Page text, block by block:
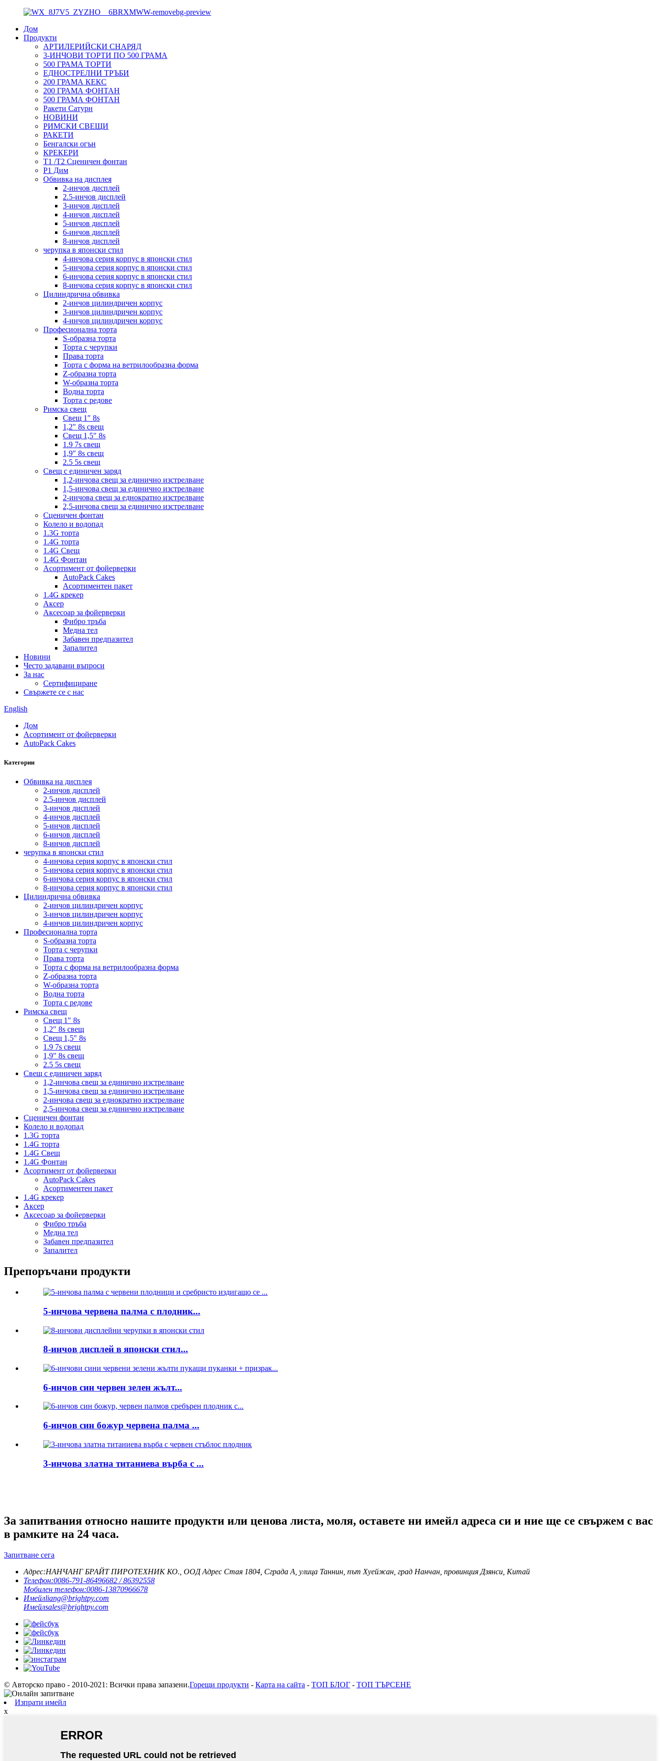
Дом
Продукти
АРТИЛЕРИЙСКИ СНАРЯД
3-ИНЧОВИ ТОРТИ ПО 500 ГРАМА
500 ГРАМА ТОРТИ
ЕДНОСТРЕЛНИ ТРЪБИ
200 ГРАМА КЕКС
200 ГРАМА ФОНТАН
500 ГРАМА ФОНТАН
Ракети Сатурн
НОВИНИ
РИМСКИ СВЕЩИ
РАКЕТИ
Бенгалски огън
КРЕКЕРИ
T1 /T2 Сценичен фонтан
P1 Дим
Обвивка на дисплея
2-инчов дисплей
2.5-инчов дисплей
3-инчов дисплей
4-инчов дисплей
5-инчов дисплей
6-инчов дисплей
8-инчов дисплей
черупка в японски стил
4-инчова серия корпус в японски стил
5-инчова серия корпус в японски стил
6-инчова серия корпус в японски стил
8-инчова серия корпус в японски стил
Цилиндрична обвивка
2-инчов цилиндричен корпус
3-инчов цилиндричен корпус
4-инчов цилиндричен корпус
Професионална торта
S-образна торта
Торта с черупки
Права торта
Торта с форма на ветрилообразна форма
Z-образна торта
W-образна торта
Водна торта
Торта с редове
Римска свещ
Свещ 1″ 8s
1,2″ 8s свещ
Свещ 1,5″ 8s
1.9 7s свещ
1,9″ 8s свещ
2.5 5s свещ
Свещ с единичен заряд
1,2-инчова свещ за единично изстрелване
1,5-инчова свещ за единично изстрелване
2-инчова свещ за еднократно изстрелване
2,5-инчова свещ за единично изстрелване
Сценичен фонтан
Колело и водопад
1.3G торта
1.4G торта
1.4G Свещ
1.4G Фонтан
Асортимент от фойерверки
AutoPack Cakes
Асортиментен пакет
1.4G крекер
Аксер
Аксесоар за фойерверки
Фибро тръба
Медна тел
Забавен предпазител
Запалител
Новини
Често задавани въпроси
За нас
Сертифициране
Свържете се с нас
English
Дом
Асортимент от фойерверки
AutoPack Cakes
Категории
Обвивка на дисплея
2-инчов дисплей
2.5-инчов дисплей
3-инчов дисплей
4-инчов дисплей
5-инчов дисплей
6-инчов дисплей
8-инчов дисплей
черупка в японски стил
4-инчова серия корпус в японски стил
5-инчова серия корпус в японски стил
6-инчова серия корпус в японски стил
8-инчова серия корпус в японски стил
Цилиндрична обвивка
2-инчов цилиндричен корпус
3-инчов цилиндричен корпус
4-инчов цилиндричен корпус
Професионална торта
S-образна торта
Торта с черупки
Права торта
Торта с форма на ветрилообразна форма
Z-образна торта
W-образна торта
Водна торта
Торта с редове
Римска свещ
Свещ 1″ 8s
1,2″ 8s свещ
Свещ 1,5″ 8s
1.9 7s свещ
1,9″ 8s свещ
2.5 5s свещ
Свещ с единичен заряд
1,2-инчова свещ за единично изстрелване
1,5-инчова свещ за единично изстрелване
2-инчова свещ за еднократно изстрелване
2,5-инчова свещ за единично изстрелване
Сценичен фонтан
Колело и водопад
1.3G торта
1.4G торта
1.4G Свещ
1.4G Фонтан
Асортимент от фойерверки
AutoPack Cakes
Асортиментен пакет
1.4G крекер
Аксер
Аксесоар за фойерверки
Фибро тръба
Медна тел
Забавен предпазител
Запалител
Препоръчани продукти
5-инчова червена палма с плодник...
8-инчов дисплей в японски стил...
6-инчов син червен зелен жълт...
6-инчов син божур червена палма ...
3-инчова златна титаниева върба с ...
За запитвания относно нашите продукти или ценова листа, моля, оставете ни имейл адреса си и ние ще се свържем с вас
в рамките на 24 часа.
Запитване сега
Адрес:НАНЧАНГ БРАЙТ ПИРОТЕХНИК КО., ООД Адрес Стая 1804, Сграда A, улица Таннин, път Хуейжан, град Нанчан, провинция Дзянси, Китай
Телефон:0086-791-86496682 / 86392558
Мобилен телефон:0086-13870966678
Имейлliang@brightpy.com
Имейлsales@brightpy.com
© Авторско право - 2010-2021: Всички права запазени.Горещи продукти - Карта на сайта - ТОП БЛОГ - ТОП ТЪРСЕНЕ
Изпрати имейл
x